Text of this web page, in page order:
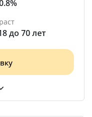
до 70 лет